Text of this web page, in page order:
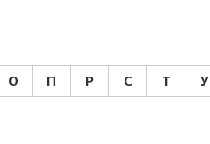
О П Р С Т У